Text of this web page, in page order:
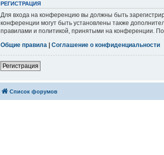
РЕГИСТРАЦИЯ
Для входа на конференцию вы должны быть
конференции могут быть установлены также
правилами и политикой, принятыми на конференции.
Общие правила |Соглашение о конфиденциальности
Регистрация
Список форумов